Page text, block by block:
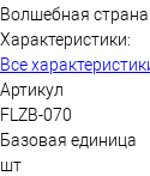
Волшебная страна
Характеристики:
Все
Артикул
FLZB-070
Базовая единица
шт